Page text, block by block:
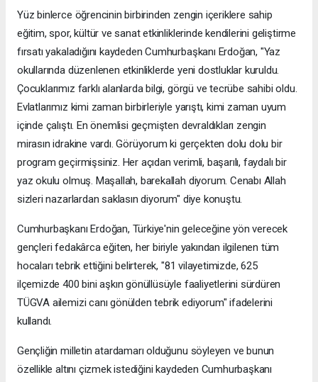
Yüz binlerce öğrencinin birbirinden zengin içeriklere sahip
eğitim, spor, kültür ve sanat etkinliklerinde kendilerini geliştirme
fırsatı yakaladığını kaydeden Cumhurbaşkanı Erdoğan, "Yaz
okullarında düzenlenen etkinliklerde yeni dostluklar kuruldu.
Çocuklarımız farklı alanlarda bilgi, görgü ve tecrübe sahibi oldu.
Evlatlarımız kimi zaman birbirleriyle yarıştı, kimi zaman uyum
içinde çalıştı. En önemlisi geçmişten devraldıkları zengin
mirasın idrakine vardı. Görüyorum ki gerçekten dolu dolu bir
program geçirmişsiniz. Her açıdan verimli, başarılı, faydalı bir
yaz okulu olmuş. Maşallah, barekallah diyorum. Cenabı Allah
sizleri nazarlardan saklasın diyorum" diye konuştu.
Cumhurbaşkanı Erdoğan, Türkiye'nin geleceğine yön verecek
gençleri fedakârca eğiten, her biriyle yakından ilgilenen tüm
hocaları tebrik ettiğini belirterek, "81 vilayetimizde, 625
ilçemizde 400 bini aşkın gönüllüsüyle faaliyetlerini sürdüren
TÜGVA ailemizi canı gönülden tebrik ediyorum" ifadelerini
kullandı.
Gençliğin milletin atardamarı olduğunu söyleyen ve bunun
özellikle altını çizmek istediğini kaydeden Cumhurbaşkanı